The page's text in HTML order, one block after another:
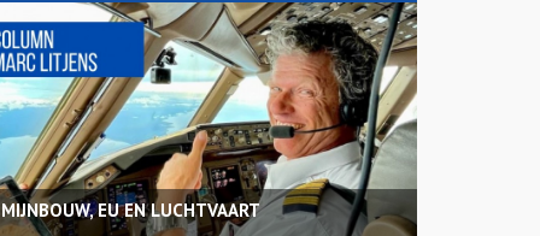
MIJNBOUW, EU EN LUCHTVAART